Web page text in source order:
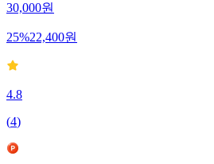
30,000원
25%22,400원
4.8
(4)